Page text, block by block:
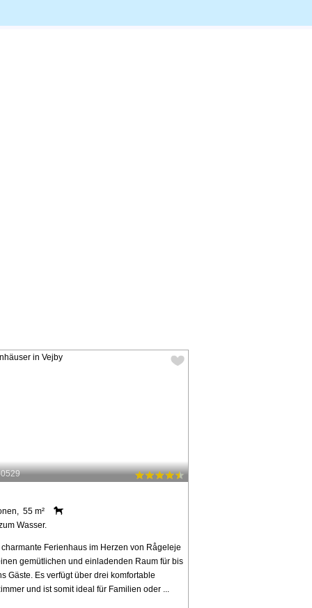
55 m²
Wasser.
Ferienhaus im Herzen von Rågeleje
gemütlichen und einladenden Raum für bis
Gäste. Es verfügt über drei komfortable
und ist somit ideal für Familien oder ...